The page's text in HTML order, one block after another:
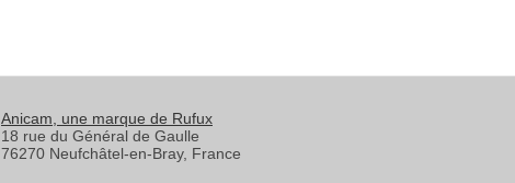
Anicam , une marque de Rufux
18 rue du Général de Gaulle
76270 Neufchâtel-en-Bray, France